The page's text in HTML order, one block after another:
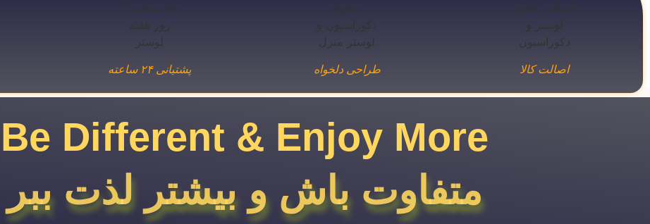
اصالت کالا طراحی دلخواه پشتیانی ۲۴ ساعته
Be Different & Enjoy More​
متفاوت باش و بیشتر لذت ببر